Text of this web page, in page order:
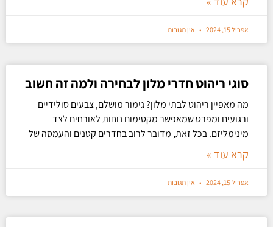
אפריל 15, 2024 אין תגובות
סוגי ריהוט חדרי מלון לבחירה ולמה זה חשוב
מה מאפיין ריהוט לבתי מלון? גימור מושלם, צבעים סולידיים
ורגועים ומפרט שמאפשר מקסימום נוחות לאורחים לצד
מינימליזם. בכל זאת, מדובר לרוב בחדרים קטנים והעמסה של
קרא עוד »
אפריל 15, 2024 אין תגובות